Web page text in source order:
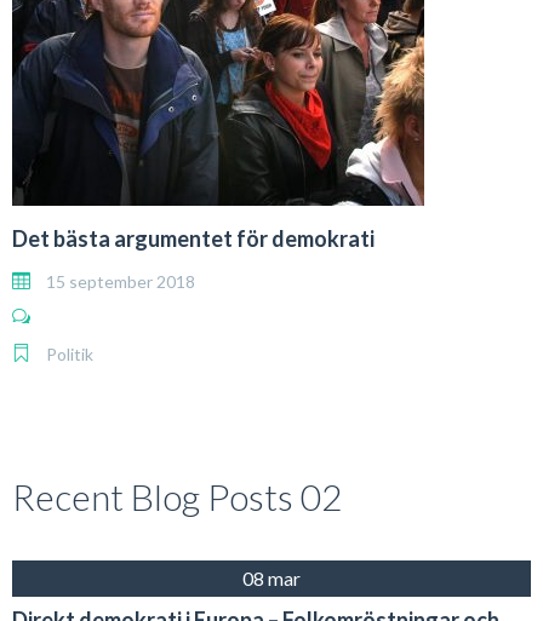
Det bästa argumentet för demokrati
15 september 2018
Politik
Recent Blog Posts 02
08 mar